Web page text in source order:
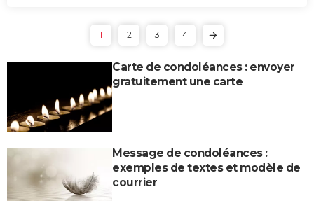
1 2 3 4
Carte de condoléances : envoyer
gratuitement une carte
Message de condoléances :
exemples de textes et modèle de
courrier